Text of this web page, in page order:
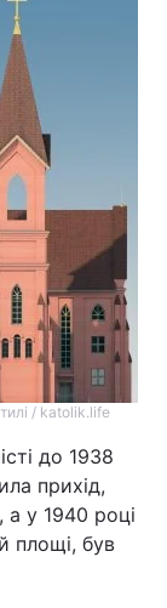
/ katolik.life
до 1938
прихід,
а у 1940 році
площі, був